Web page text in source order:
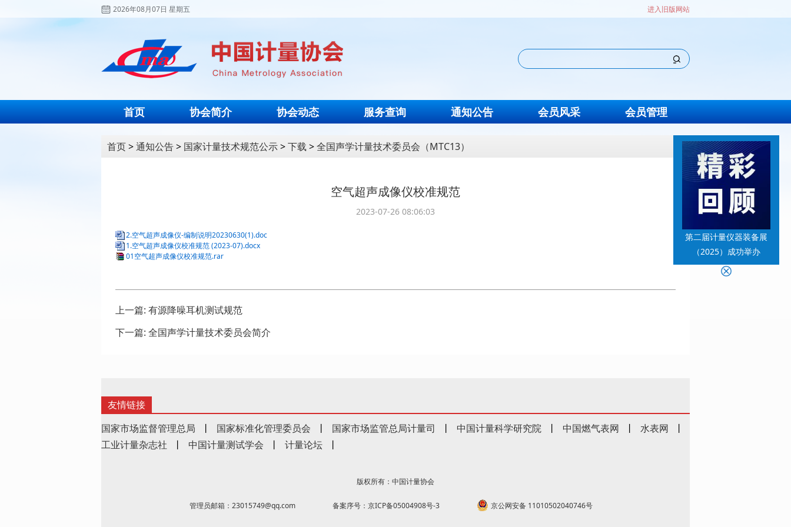
2026年08月07日 星期五 进入旧版网站
首页 协会简介 协会动态 服务查询 通知公告 会员风采 会员管理
第二届计量仪器装备展
（2025）成功举办
首页>通知公告> 国家计量技术规范公示>下载 >全国声学计量技术委员会（MTC13）
空气超声成像仪校准规范
2023-07-26 08:06:03
2.空气超声成像仪-编制说明20230630(1).doc
1.空气超声成像仪校准规范 (2023-07).docx
01空气超声成像仪校准规范.rar
上一篇: 有源降噪耳机测试规范
下一篇: 全国声学计量技术委员会简介
友情链接
国家市场监督管理总局
丨 国家标准化管理委员会 丨 国家市场监管总局计量司 丨 中国计量科学研究院 丨 中国燃气表网 丨 水表网
丨
工业计量杂志社
丨 中国计量测试学会 丨 计量论坛 丨
版权所有：中国计量协会
管理员邮箱：23015749@qq.com 备案序号：京ICP备05004908号-3 京公网安备 11010502040746号